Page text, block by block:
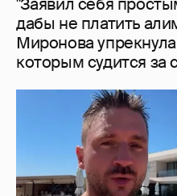
От Шанхая до
Сергей Лазарев с
и Наиля Аскер-заде